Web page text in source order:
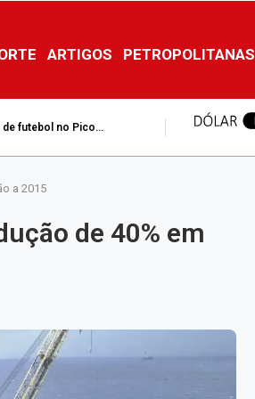
ARTIGOS PETROPOLITANAS
a 2015
de 40% em